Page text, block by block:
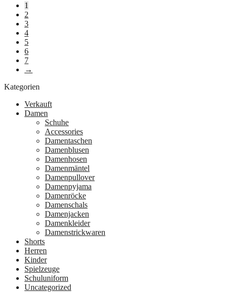
1
2
3
4
5
6
7
→
Kategorien
Verkauft
Damen
Schuhe
Accessories
Damentaschen
Damenblusen
Damenhosen
Damenmäntel
Damenpullover
Damenpyjama
Damenröcke
Damenschals
Damenjacken
Damenkleider
Damenstrickwaren
Shorts
Herren
Kinder
Spielzeuge
Schuluniform
Uncategorized